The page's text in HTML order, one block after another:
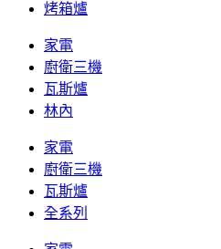
烤箱爐
家電
廚衛三機
瓦斯爐
林內
家電
廚衛三機
瓦斯爐
全系列